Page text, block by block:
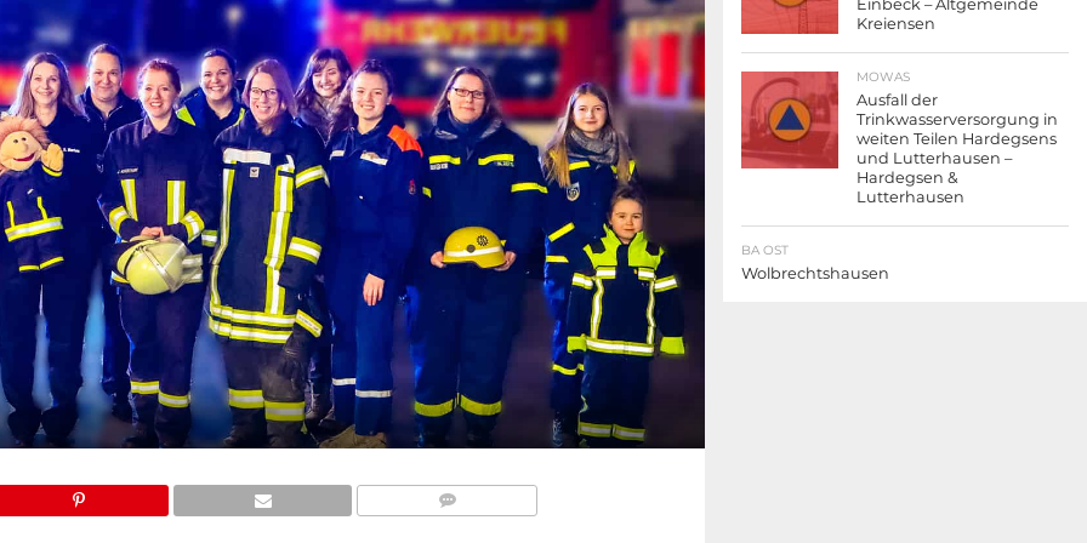
Einbeck – Altgemeinde
Kreiensen
MOWAS
Ausfall der
Trinkwasserversorgung in
weiten Teilen Hardegsens
und Lutterhausen –
Hardegsen &
Lutterhausen
BA OST
Wolbrechtshausen